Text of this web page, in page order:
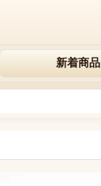
新着商品